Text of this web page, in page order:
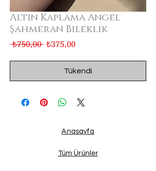
Altın Kaplama Angel
Şahmeran Bileklik
₺750,00 Normal
₺375,00İndirimli
Tükendi
Anasayfa
Tüm Ürünler